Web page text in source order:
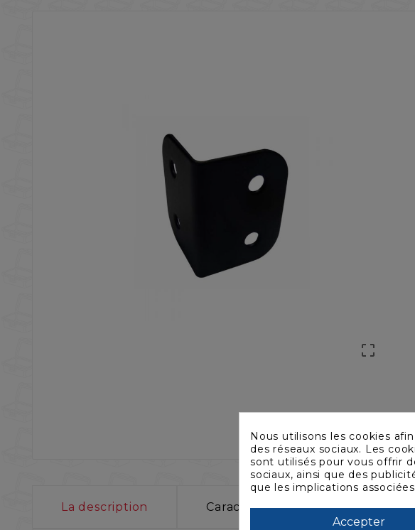

La description Caractéristiques
Nous utilisons les cookies
des réseaux sociaux. Les
sont utilisés pour vous offrir
sociaux, ainsi que des
que les implications
Accepter